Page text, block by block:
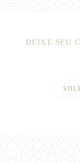
DEIXE SEU